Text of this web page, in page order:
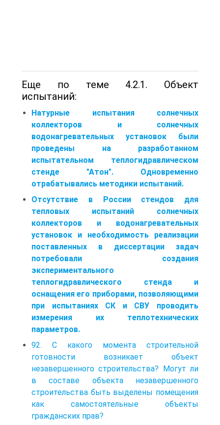
Еще по теме 4.2.1. Объект
испытаний:
Натурные испытания солнечных
коллекторов и солнечных
водонагревательных установок были
проведены на разработанном
испытательном теплогидравлическом
стенде "Атон". Одновременно
отрабатывались методики испытаний.
Отсутствие в России стендов для
тепловых испытаний солнечных
коллекторов и водонагревательных
установок и необходимость реализации
поставленных в диссертации задач
потребовали создания
экспериментального
теплогидравлического стенда и
оснащения его приборами, позволяющими
при испытаниях СК и СВУ проводить
измерения их теплотехнических
параметров.
92. С какого момента строительной
готовности возникает объект
незавершенного строительства? Могут ли
в составе объекта незавершенного
строительства быть выделены помещения
как самостоятельные объекты
гражданских прав?